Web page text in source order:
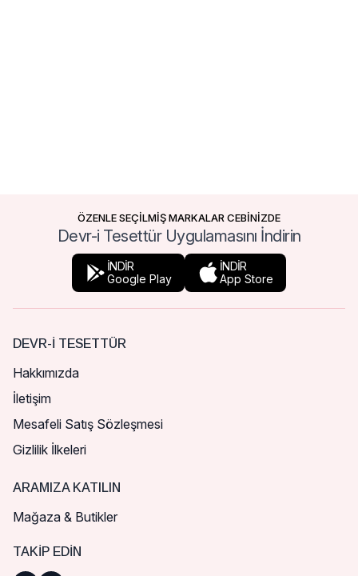
ÖZENLE SEÇİLMİŞ MARKALAR CEBİNİZDE
Devr-i Tesettür Uygulamasını İndirin
İNDİR
Google Play
İNDİR
App Store
DEVR-I TESETTÜR
Hakkımızda
İletişim
Mesafeli Satış Sözleşmesi
Gizlilik İlkeleri
ARAMIZA KATILIN
Mağaza & Butikler
TAKIP EDIN